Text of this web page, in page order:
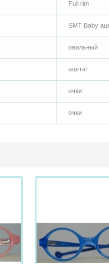
Full rim
SMT Baby
овальный
ацетат
очки
очки